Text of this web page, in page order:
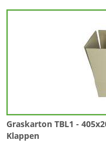
Graskarton TBL1 -
Klappen